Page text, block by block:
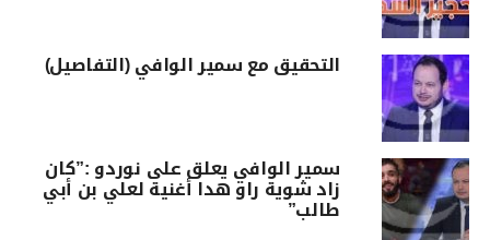
التحقيق مع سمير الوافي (التفاصيل)
سمير الوافي يعلق على نوردو :”كان
زاد شوية راو هدا أغنية لعلي بن أبي
طالب”